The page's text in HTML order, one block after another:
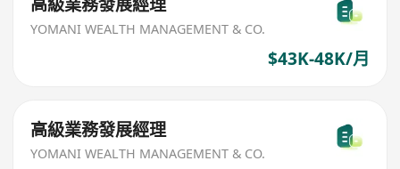
高級業務發展經理
YOMANI WEALTH MANAGEMENT & CO.
$43K-48K/月
高級業務發展經理
YOMANI WEALTH MANAGEMENT & CO.